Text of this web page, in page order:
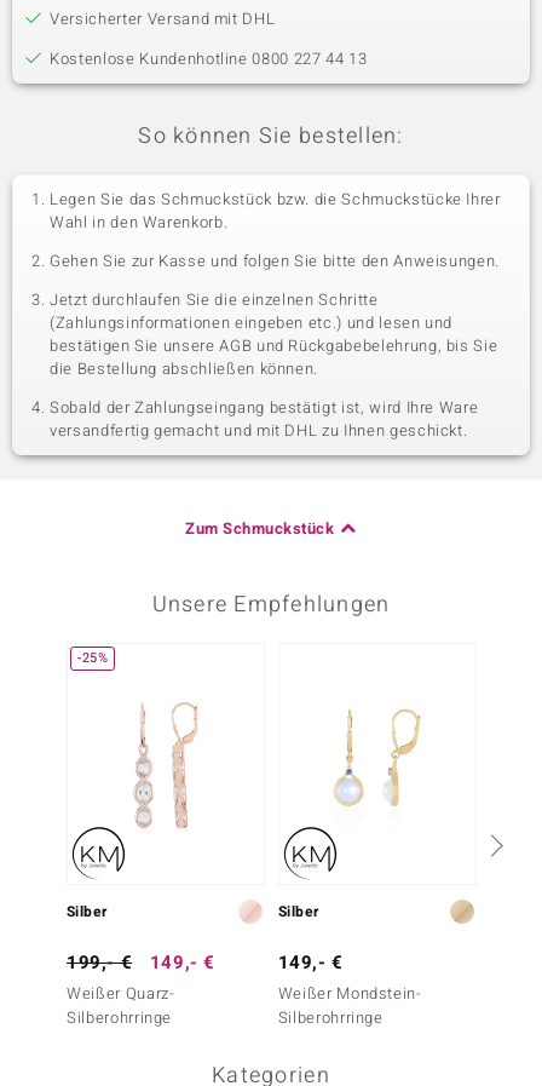
Versicherter Versand mit DHL
Kostenlose Kundenhotline 0800 227 44 13
So können Sie bestellen:
Legen Sie das Schmuckstück bzw. die Schmuckstücke Ihrer
Wahl in den Warenkorb.
Gehen Sie zur Kasse und folgen Sie bitte den Anweisungen.
Jetzt durchlaufen Sie die einzelnen Schritte
(Zahlungsinformationen eingeben etc.) und lesen und
bestätigen Sie unsere AGB und Rückgabebelehrung, bis Sie
die Bestellung abschließen können.
Sobald der Zahlungseingang bestätigt ist, wird Ihre Ware
versandfertig gemacht und mit DHL zu Ihnen geschickt.
Zum Schmuckstück
Unsere Empfehlungen
-25%
Silber
199,- € 149,- €
Weißer Quarz-
Silberohrringe
Silber
149,- €
Weißer Mondstein-
Silberohrringe
Kategorien